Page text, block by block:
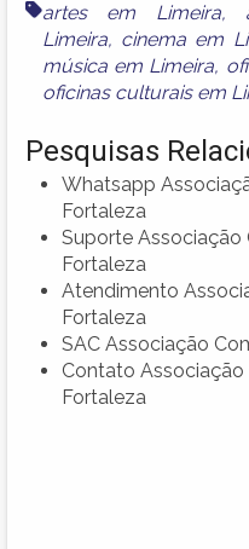
artes em Limeira,
Limeira, cinema em
música em Limeira,
oficinas culturais em
Pesquisas
Whatsapp
Fortaleza
Suporte Associação
Fortaleza
Atendimento
Fortaleza
SAC Associação
Contato
Fortaleza